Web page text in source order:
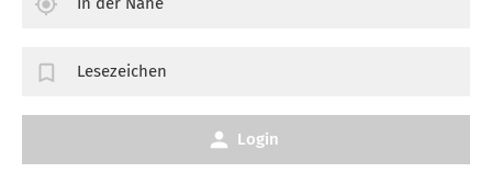
Lesezeichen
Login